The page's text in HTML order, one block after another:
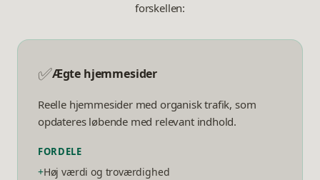
forskellen:
✅Ægte hjemmesider
Reelle hjemmesider med organisk trafik, som
opdateres løbende med relevant indhold.
FORDELE
+Høj værdi og troværdighed